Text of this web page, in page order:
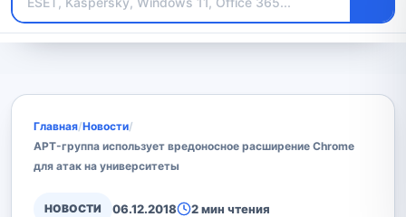
Главная/Новости/
APT-группа использует вредоносное расширение Chrome
для атак на университеты
НОВОСТИ 06.12.2018 2 мин чтения